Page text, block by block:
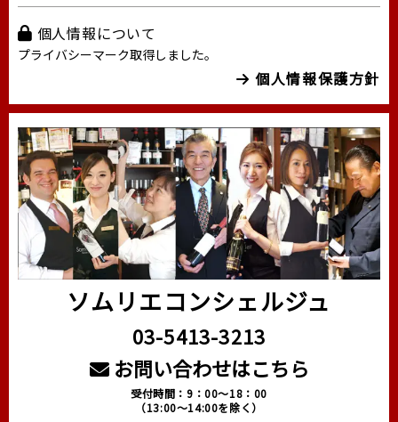
個人情報について
プライバシーマーク取得しました。
個人情報保護方針
ソムリエコンシェルジュ
03-5413-3213
お問い合わせはこちら
受付時間：9：00～18：00
（13:00～14:00を除く）